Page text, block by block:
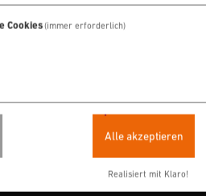
Cookies(immer erforderlich)
Alle akzeptieren
Realisiert mit Klaro!